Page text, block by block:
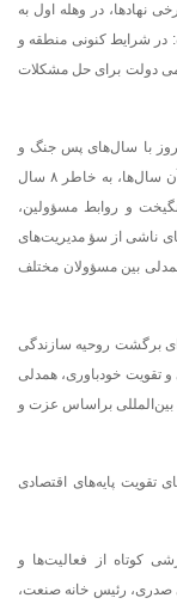
نهادها، در وهله اول به
شرایط کنونی منطقه و
دولت برای حل مشکلات
با سال‌های پس جنگ و
آغاز به کار دولت سازندگی، گفت: خرابی‌ها و ویرانی‌های آن سال‌ها، به خاطر ۸ سال
و روابط مسؤولین،
ناشی از سؤ مدیریت‌های
بین مسؤولان مختلف
برگشت روحیه سازندگی
تقویت خودباوری، همدلی
براساس عزت و
تقویت پایه‌های اقتصادی
کوتاه از فعالیت‌ها و
صدری، رئیس خانه صنعت،